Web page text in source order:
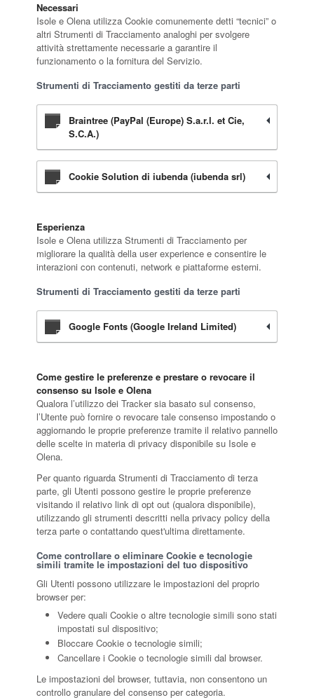
Necessari
Isole e Olena utilizza Cookie comunemente detti “tecnici” o
altri Strumenti di Tracciamento analoghi per svolgere
attività strettamente necessarie a garantire il
funzionamento o la fornitura del Servizio.
Strumenti di Tracciamento gestiti da terze parti
Braintree (PayPal (Europe) S.a.r.l. et Cie,
S.C.A.)
Cookie Solution di iubenda (iubenda srl)
Esperienza
Isole e Olena utilizza Strumenti di Tracciamento per
migliorare la qualità della user experience e consentire le
interazioni con contenuti, network e piattaforme esterni.
Strumenti di Tracciamento gestiti da terze parti
Google Fonts (Google Ireland Limited)
Come gestire le preferenze e prestare o revocare il
consenso su Isole e Olena
Qualora l’utilizzo dei Tracker sia basato sul consenso,
l’Utente può fornire o revocare tale consenso impostando o
aggiornando le proprie preferenze tramite il relativo pannello
delle scelte in materia di privacy disponibile su Isole e
Olena.
Per quanto riguarda Strumenti di Tracciamento di terza
parte, gli Utenti possono gestire le proprie preferenze
visitando il relativo link di opt out (qualora disponibile),
utilizzando gli strumenti descritti nella privacy policy della
terza parte o contattando quest'ultima direttamente.
Come controllare o eliminare Cookie e tecnologie
simili tramite le impostazioni del tuo dispositivo
Gli Utenti possono utilizzare le impostazioni del proprio
browser per:
Vedere quali Cookie o altre tecnologie simili sono stati
impostati sul dispositivo;
Bloccare Cookie o tecnologie simili;
Cancellare i Cookie o tecnologie simili dal browser.
Le impostazioni del browser, tuttavia, non consentono un
controllo granulare del consenso per categoria.